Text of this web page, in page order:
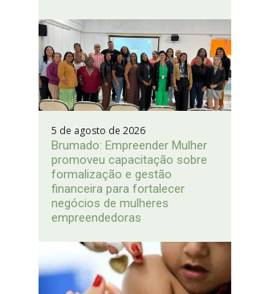
5 de agosto de 2026
Brumado: Empreender Mulher
promoveu capacitação sobre
formalização e gestão
financeira para fortalecer
negócios de mulheres
empreendedoras